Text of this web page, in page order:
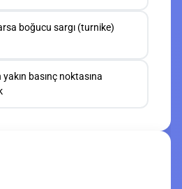
boğucu sargı (turnike)
basınç noktasına